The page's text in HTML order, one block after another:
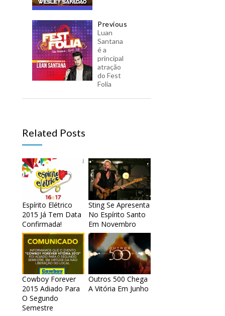
Previous
Luan
Santana
é a
principal
atração
do Fest
Folia
Related Posts
Espírito Elétrico
2015 Já Tem Data
Confirmada!
Sting Se Apresenta
No Espírito Santo
Em Novembro
Cowboy Forever
2015 Adiado Para
O Segundo
Semestre
Outros 500 Chega
A Vitória Em Junho